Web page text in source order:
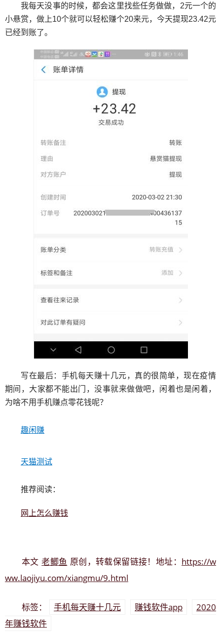
我每天没事的时候，都会这里找些任务做做，2元一个的
小悬赏，做上10个就可以轻松赚个20来元，今天提现23.42元
已经到账了。
写在最后：手机每天赚十几元，真的很简单，现在疫情
期间，大家都不能出门，没事就来做做吧，闲着也是闲着，
为啥不用手机赚点零花钱呢？
趣闲赚
天猫测试
推荐阅读：
网上怎么赚钱
本文老鲫鱼 原创，转载保留链接！地址： https://w
ww.laojiyu.com/xiangmu/9.html
标签： 手机每天赚十几元 赚钱软件app
2020
年赚钱软件